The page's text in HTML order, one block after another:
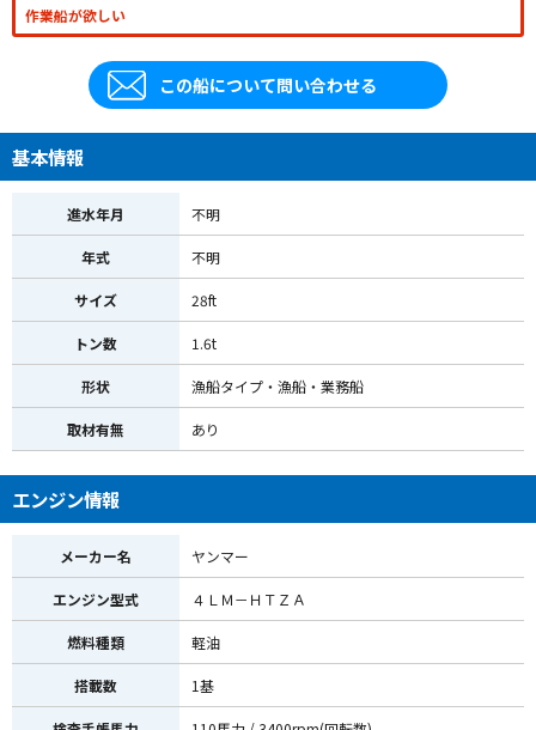
作業船が欲しい
この船について問い合わせる
基本情報
進水年月 不明
年式 不明
サイズ 28ft
トン数 1.6t
形状 漁船タイプ・漁船・業務船
取材有無 あり
エンジン情報
メーカー名 ヤンマー
エンジン型式 ４ＬＭ－ＨＴＺＡ
燃料種類 軽油
搭載数 1基